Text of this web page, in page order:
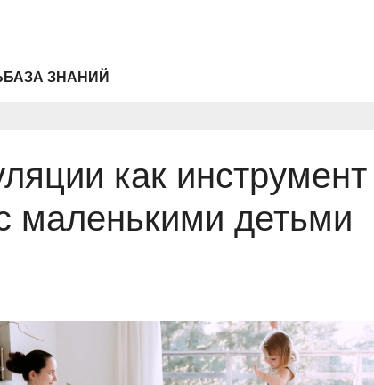
БАЗА ЗНАНИЙ
как
маленькими детьми